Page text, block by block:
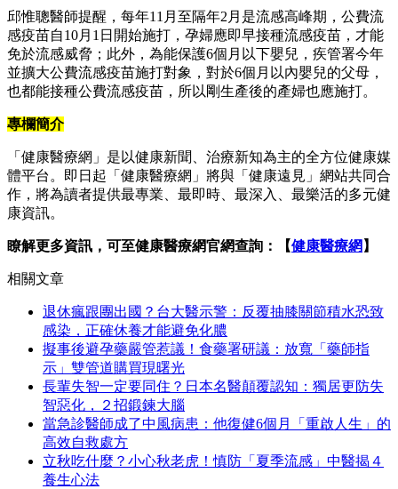
邱惟聰醫師提醒，每年11月至隔年2月是流感高峰期，公費流
感疫苗自10月1日開始施打，孕婦應即早接種流感疫苗，才能
免於流感威脅；此外，為能保護6個月以下嬰兒，疾管署今年
並擴大公費流感疫苗施打對象，對於6個月以內嬰兒的父母，
也都能接種公費流感疫苗，所以剛生產後的產婦也應施打。
專欄簡介
「健康醫療網」是以健康新聞、治療新知為主的全方位健康媒
體平台。即日起「健康醫療網」將與「健康遠見」網站共同合
作，將為讀者提供最專業、最即時、最深入、最樂活的多元健
康資訊。
瞭解更多資訊，可至健康醫療網官網查詢：【健康醫療網 】
相關文章
退休瘋跟團出國？台大醫示警：反覆抽膝關節積水恐致
感染，正確休養才能避免化膿
擬事後避孕藥嚴管惹議！食藥署研議：放寬「藥師指
示」雙管道購買現曙光
長輩失智一定要同住？日本名醫顛覆認知：獨居更防失
智惡化，２招鍛鍊大腦
當急診醫師成了中風病患：他復健6個月「重啟人生」的
高效自救處方
立秋吃什麼？小心秋老虎！慎防「夏季流感」中醫揭４
養生心法